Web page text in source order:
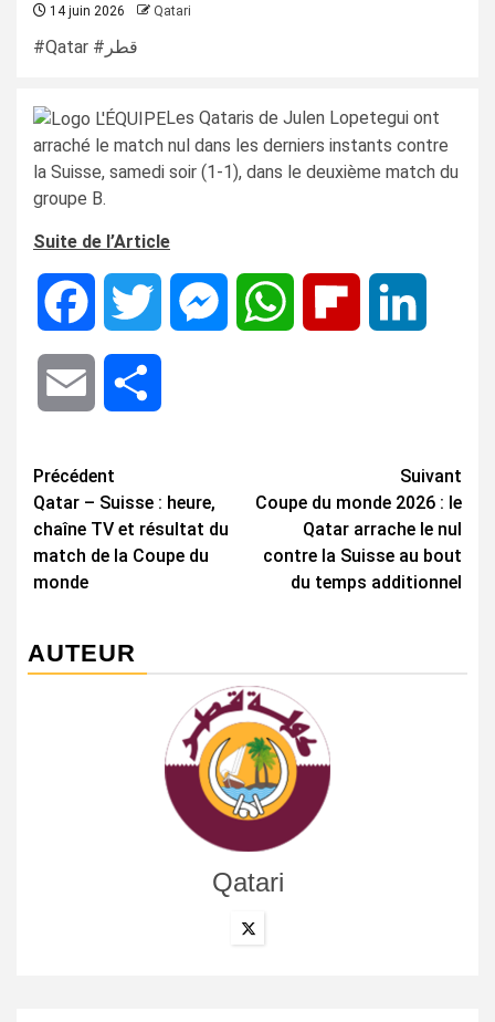
14 juin 2026 Qatari
#Qatar #قطر
Les Qataris de Julen Lopetegui ont
arraché le match nul dans les derniers instants contre
la Suisse, samedi soir (1-1), dans le deuxième match du
groupe B.
Suite de l’Article
Facebook Twitter MessengerWhatsApp Flipboard
Email
Navigation
d’article
Précédent
Qatar – Suisse : heure,
chaîne TV et résultat du
match de la Coupe du
monde
Suivant
Coupe du monde 2026 : le
Qatar arrache le nul
contre la Suisse au bout
du temps additionnel
AUTEUR
Qatari